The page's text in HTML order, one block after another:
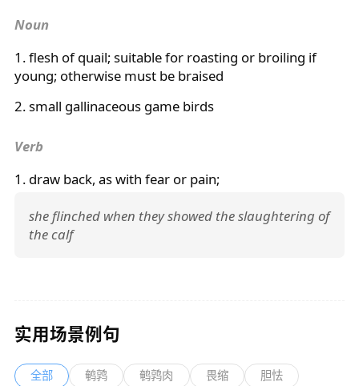
Noun
1. flesh ofquail; suitable for roasting or broiling if
young; otherwise must be braised
2. small gallinaceous game birds
Verb
1. draw back, as with fear or pain;
she flinched when they showed the slaughtering of
the calf
实用场景例句
全部 鹌鹑 鹌鹑肉 畏缩 胆怯